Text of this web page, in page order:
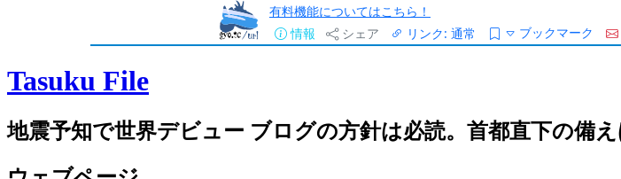
有料機能についてはこちら！
情報
シェア リンク: 通常 ブックマーク